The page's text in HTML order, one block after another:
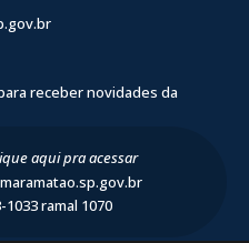
receber novidades da
aqui pra acessar
1033 ramal 1070